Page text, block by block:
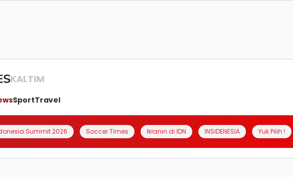
KALTIM
SportTravel
Summit 2026 Soccer Times Iklanin di IDN INSIDENESIA Yuk Pilih !